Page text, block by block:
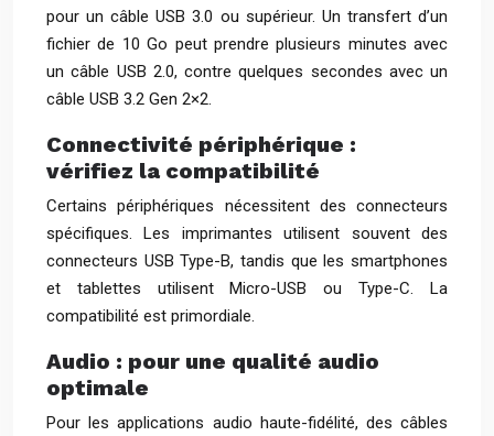
pour un câble USB 3.0 ou supérieur. Un transfert d’un
fichier de 10 Go peut prendre plusieurs minutes avec
un câble USB 2.0, contre quelques secondes avec un
câble USB 3.2 Gen 2×2.
Connectivité périphérique :
vérifiez la compatibilité
Certains périphériques nécessitent des connecteurs
spécifiques. Les imprimantes utilisent souvent des
connecteurs USB Type-B, tandis que les smartphones
et tablettes utilisent Micro-USB ou Type-C. La
compatibilité est primordiale.
Audio : pour une qualité audio
optimale
Pour les applications audio haute-fidélité, des câbles